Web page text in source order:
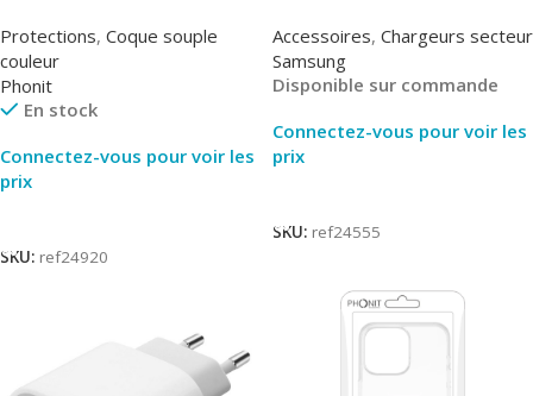
Protections, Coque souple
couleur
Phonit
En stock
Connectez-vous pour voir les
prix
SKU: ref24920
Packaging Original
Accessoires, Chargeurs secteur
Samsung
Disponible sur commande
Connectez-vous pour voir les
prix
SKU: ref24555